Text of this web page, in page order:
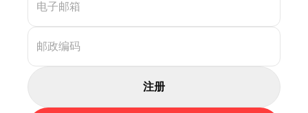
注册